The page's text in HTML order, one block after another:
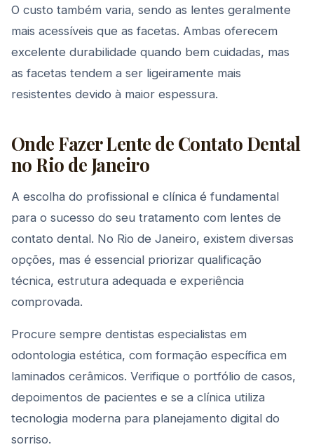
O custo também varia, sendo as lentes geralmente
mais acessíveis que as facetas. Ambas oferecem
excelente durabilidade quando bem cuidadas, mas
as facetas tendem a ser ligeiramente mais
resistentes devido à maior espessura.
Onde Fazer Lente de Contato Dental
no Rio de Janeiro
A escolha do profissional e clínica é fundamental
para o sucesso do seu tratamento com lentes de
contato dental. No Rio de Janeiro, existem diversas
opções, mas é essencial priorizar qualificação
técnica, estrutura adequada e experiência
comprovada.
Procure sempre dentistas especialistas em
odontologia estética, com formação específica em
laminados cerâmicos. Verifique o portfólio de casos,
depoimentos de pacientes e se a clínica utiliza
tecnologia moderna para planejamento digital do
sorriso.